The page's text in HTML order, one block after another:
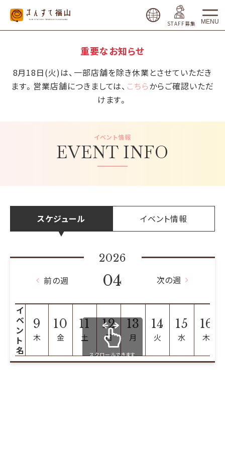
STAFF募集 MENU
重要なお知らせ
8月18日(火)は、一部店舗を除き休業とさせていただき
ます。営業店舗につきましては、 こちらからご確認いただ
けます。
EVENT INFO
イベント情報
スケジュール イベント情報
2026
04
前の週 次の週
イ
ベ
ン
ト
名
9
木
10
金
11
土
12
日
13
月
14
火
15
水
16
木
スクロールできます